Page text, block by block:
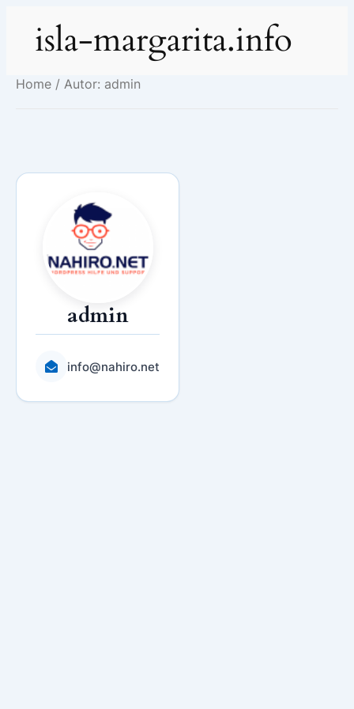
Inhaltisla-margarita.info
Home / Autor: admin
admin
info@nahiro.net